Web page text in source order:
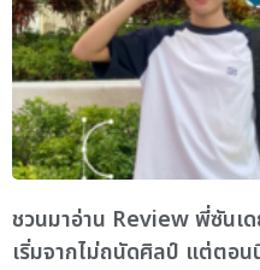
ชวนมาอ่าน Review พี่ซันเ
เริ่มจากไม่ถนัดศิลป์ แต่ตอ